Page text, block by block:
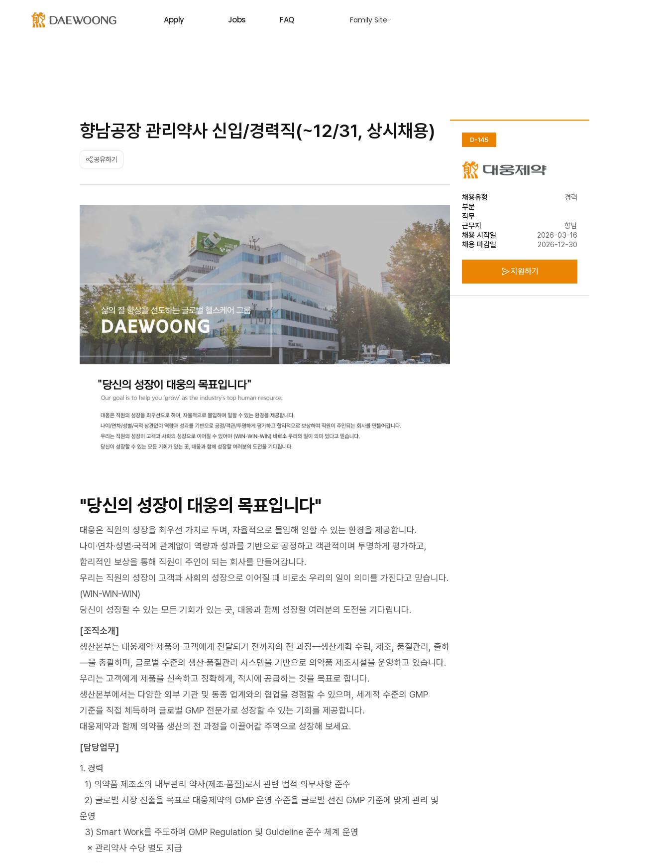
Apply Jobs FAQ Family Site
향남공장 관리약사 신입/경력직(~12/31, 상시채용)
공유하기
"당신의 성장이 대웅의 목표입니다"
대웅은 직원의 성장을 최우선 가치로 두며, 자율적으로 몰입해 일할 수 있는 환경을 제공합니다.
나이·연차·성별·국적에 관계없이 역량과 성과를 기반으로 공정하고 객관적이며 투명하게 평가하고,
합리적인 보상을 통해 직원이 주인이 되는 회사를 만들어갑니다.
우리는 직원의 성장이 고객과 사회의 성장으로 이어질 때 비로소 우리의 일이 의미를 가진다고 믿습니다.
(WIN-WIN-WIN)
당신이 성장할 수 있는 모든 기회가 있는 곳, 대웅과 함께 성장할 여러분의 도전을 기다립니다.
[조직소개]
생산본부는 대웅제약 제품이 고객에게 전달되기 전까지의 전 과정—생산계획 수립, 제조, 품질관리, 출하
—을 총괄하며, 글로벌 수준의 생산·품질관리 시스템을 기반으로 의약품 제조시설을 운영하고 있습니다.
우리는 고객에게 제품을 신속하고 정확하게, 적시에 공급하는 것을 목표로 합니다.
생산본부에서는 다양한 외부 기관 및 동종 업계와의 협업을 경험할 수 있으며, 세계적 수준의 GMP
기준을 직접 체득하며 글로벌 GMP 전문가로 성장할 수 있는 기회를 제공합니다.
대웅제약과 함께 의약품 생산의 전 과정을 이끌어갈 주역으로 성장해 보세요.
[담당업무]
1. 경력
1) 의약품 제조소의 내부관리 약사(제조·품질)로서 관련 법적 의무사항 준수
2) 글로벌 시장 진출을 목표로 대웅제약의 GMP 운영 수준을 글로벌 선진 GMP 기준에 맞게 관리 및
운영
3) Smart Work를 주도하며 GMP Regulation 및 Guideline 준수 체계 운영
※ 관리약사 수당 별도 지급
D-145
채용유형
경력
부문
직무
근무지
향남
채용 시작일
2026-03-16
채용 마감일
2026-12-30
지원하기